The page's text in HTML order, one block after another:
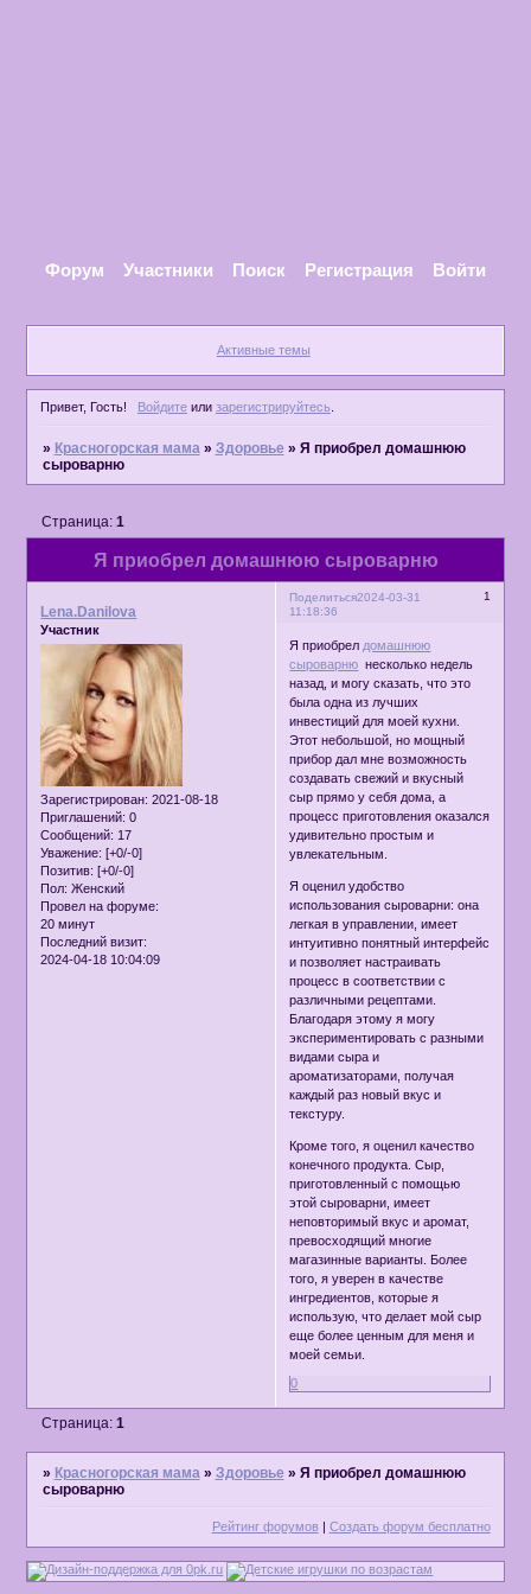
Форум Участники Поиск Регистрация Войти
Активные темы
Привет, Гость! Войдитеили зарегистрируйтесь.
» Красногорская мама » Здоровье » Я приобрел домашнюю
сыроварню
Я приобрел домашнюю сыроварню
Страница: 1
Поделиться 1
2024-03-31
11:18:36
Lena.Danilova
Участник
Зарегистрирован: 2021-08-18
Приглашений: 0
Сообщений: 17
Уважение: [+0/-0]
Позитив: [+0/-0]
Пол: Женский
Провел на форуме:
20 минут
Последний визит:
2024-04-18 10:04:09
Я приобрел домашнюю
сыроварню несколько недель
назад, и могу сказать, что это
была одна из лучших
инвестиций для моей кухни.
Этот небольшой, но мощный
прибор дал мне возможность
создавать свежий и вкусный
сыр прямо у себя дома, а
процесс приготовления оказался
удивительно простым и
увлекательным.
Я оценил удобство
использования сыроварни: она
легкая в управлении, имеет
интуитивно понятный интерфейс
и позволяет настраивать
процесс в соответствии с
различными рецептами.
Благодаря этому я могу
экспериментировать с разными
видами сыра и
ароматизаторами, получая
каждый раз новый вкус и
текстуру.
Кроме того, я оценил качество
конечного продукта. Сыр,
приготовленный с помощью
этой сыроварни, имеет
неповторимый вкус и аромат,
превосходящий многие
магазинные варианты. Более
того, я уверен в качестве
ингредиентов, которые я
использую, что делает мой сыр
еще более ценным для меня и
моей семьи.
0
Страница: 1
» Красногорская мама » Здоровье » Я приобрел домашнюю
сыроварню
Рейтинг форумов| Создать форум бесплатно